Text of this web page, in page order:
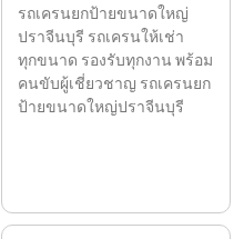
รถเครนยกป้ายขนาดใหญ่
ปราจีนบุรี รถเครนให้เช่า
ทุกขนาด รองรับทุกงาน พร้อม
คนขับผู้เชี่ยวชาญ รถเครนยก
ป้ายขนาดใหญ่ปราจีนบุรี